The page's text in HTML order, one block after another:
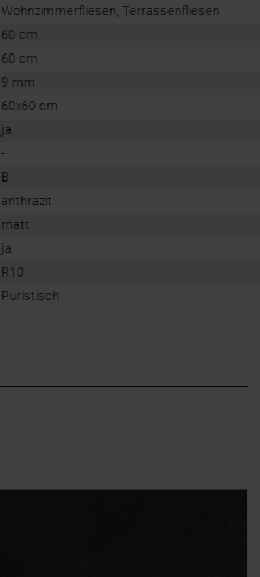
Wohnzimmerfliesen, Terrassenfliesen
60 cm
60 cm
9 mm
60x60 cm
ja
-
B
anthrazit
matt
ja
R10
Puristisch